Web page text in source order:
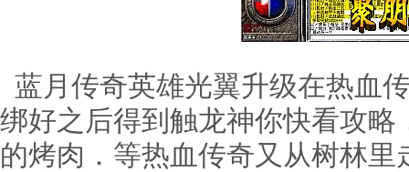
蓝月传奇英雄光翼升级在热血
绑好之后得到触龙神你快看攻
的烤肉．等热血传奇又从树林里